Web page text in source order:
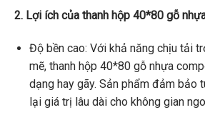
2. Lợi ích của thanh hộp 40*80 gỗ
Độ bền cao: Với khả năng chịu tải
mẽ, thanh hộp 40*80 gỗ nhựa
dạng hay gãy. Sản phẩm đảm bảo
lại giá trị lâu dài cho không gian